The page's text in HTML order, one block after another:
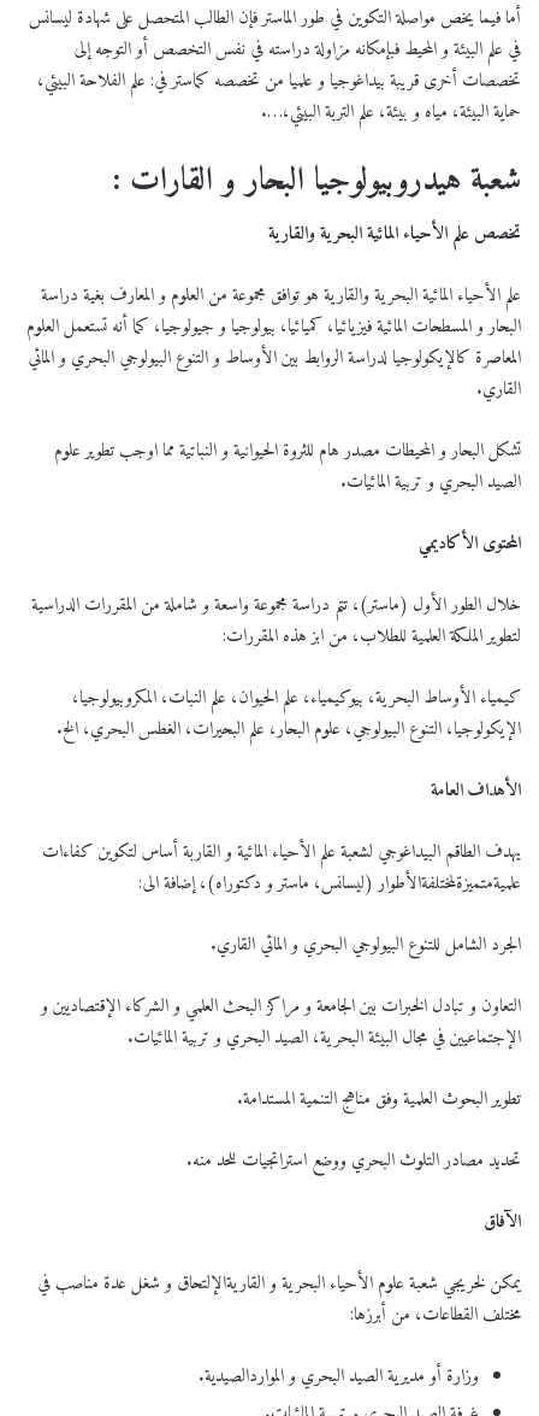
أما فيما يخص مواصلة التكوين في طور الماستر فإن الطالب المتحصل على شهادة ليسانس
في علم البيئة و المحيط فبإمكانه مزاولة دراسته في نفس التخصص أو التوجه إلى
تخصصات أخرى قريبة بيداغوجيا و علميا من تخصصه كماستر في: علم الفلاحة البيئي،
حماية البيئة، مياه و بيئة، علم التربة البيئي،….
شعبة هيدروبيولوجيا البحار و القارات :
تخصص علم الأحياء المائية البحرية والقارية
علم الأحياء المائية البحرية والقارية هو توافق مجموعة من العلوم و المعارف بغية دراسة
البحار و المسطحات المائية فيزيائيا، كميائيا، بيولوجيا و جيولوجيا، كما أنه تستعمل العلوم
المعاصرة كالإيكولوجيا لدراسة الروابط بين الأوساط و التنوع البيولوجي البحري و المائي
القاري.
تشكل البحار و المحيطات مصدر هام للثروة الحيوانية و النباتية مما اوجب تطوير علوم
الصيد البحري و تربية المائيات.
المحتوى الأكاديمي
خلال الطور الأول (ماستر)، تتم دراسة مجموعة واسعة و شاملة من المقررات الدراسية
لتطوير الملكة العلمية للطلاب، من ابز هذه المقررات:
كيمياء الأوساط البحرية، بيوكيمياء، علم الحيوان، علم النبات، المكروبيولوجيا،
الإيكولوجيا، التنوع البيولوجي، علوم البحار، علم البحيرات، الغطس البحري، الخ.
الأهداف العامة
يهدف الطاقم البيداغوجي لشعبة علم الأحياء المائية و القاربة أساس لتكوين كفاءات
علميةمتميزةلمختلفةالأطوار (ليسانس، ماستر و دكتوراه)، إضافة الى:
الجرد الشامل للتنوع البيولوجي البحري و المائي القاري.
التعاون و تبادل الخبرات بين الجامعة و مراكز البحث العلمي و الشركاء الإقتصاديين و
الإجتماعيين في مجال البيئة البحرية، الصيد البحري و تربية المائيات.
تطوير البحوث العلمية وفق مناهج التنمية المستدامة.
تحديد مصادر التلوث البحري ووضع استراتجيات للحد منه.
الآفاق
يمكن لخريجي شعبة علوم الأحياء البحرية و القاريةالإلتحاق و شغل عدة مناصب في
مختلف القطاعات، من أبرزها:
وزارة أو مديرية الصيد البحري و المواردالصيدية.